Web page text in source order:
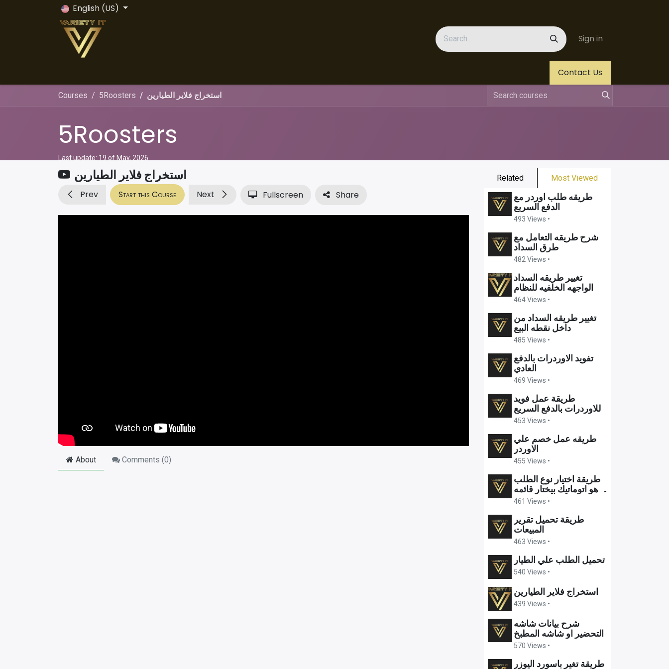
English (US)
Sign in
Contact Us
Courses 5Roosters استخراج فلاير الطيارين
5Roosters
Last update: 19 of May, 2026
Related Most Viewed
طريقه طلب اوردر مع
الدفع السريع
493 Views •
شرح طريقه التعامل مع
طرق السداد
482 Views •
تغيير طريقه السداد
الواجهه الخلفيه للنظام
464 Views •
تغيير طريقه السداد من
داخل نقطه البيع
485 Views •
تفويد الاوردرات بالدفع
العادي
469 Views •
طريقة عمل فويد
للاوردرات بالدفع السريع
453 Views •
طريقه عمل خصم علي
الاوردر
455 Views •
طريقة اختيار نوع الطلب
وهو اتوماتيك بيختار قائمه
الاسعار
461 Views •
طريقة تحميل تقرير
المبيعات
463 Views •
تحميل الطلب علي الطيار
540 Views •
استخراج فلاير الطيارين
439 Views •
شرح بيانات شاشه
التحضير او شاشه المطبخ
570 Views •
طريقة تغير باسورد اليوزر
استخراج فلاير الطيارين
Prev Start this Course Next Fullscreen Share
About Comments (0)